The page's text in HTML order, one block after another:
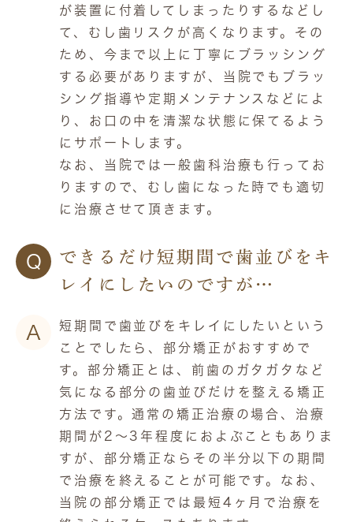
が装置に付着してしまったりするなどし
て、むし歯リスクが高くなります。その
ため、今まで以上に丁寧にブラッシング
する必要がありますが、当院でもブラッ
シング指導や定期メンテナンスなどによ
り、お口の中を清潔な状態に保てるよう
にサポートします。
なお、当院では一般歯科治療も行ってお
りますので、むし歯になった時でも適切
に治療させて頂きます。
Q
できるだけ短期間で歯並びをキ
レイにしたいのですが…
A
短期間で歯並びをキレイにしたいという
ことでしたら、部分矯正がおすすめで
す。部分矯正とは、前歯のガタガタなど
気になる部分の歯並びだけを整える矯正
方法です。通常の矯正治療の場合、治療
期間が2～3年程度におよぶこともありま
すが、部分矯正ならその半分以下の期間
で治療を終えることが可能です。なお、
当院の部分矯正では最短4ヶ月で治療を